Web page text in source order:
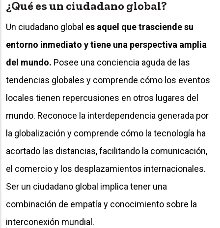
¿Qué es un ciudadano global?
Un ciudadano global es aquel que trasciende su
entorno inmediato y tiene una perspectiva amplia
del mundo. Posee una conciencia aguda de las
tendencias globales y comprende cómo los eventos
locales tienen repercusiones en otros lugares del
mundo. Reconoce la interdependencia generada por
la globalización y comprende cómo la tecnología ha
acortado las distancias, facilitando la comunicación,
el comercio y los desplazamientos internacionales.
Ser un ciudadano global implica tener una
combinación de empatía y conocimiento sobre la
interconexión mundial.